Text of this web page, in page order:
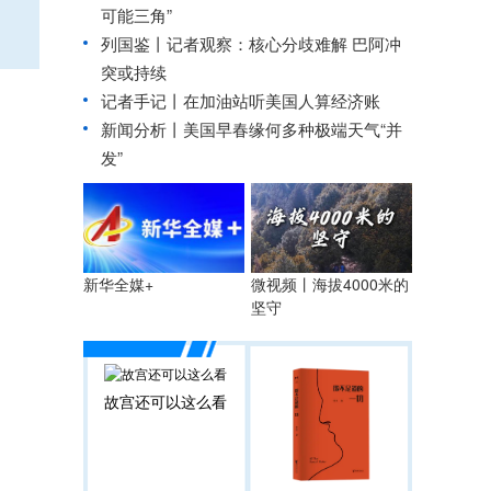
可能三角”
列国鉴丨记者观察：核心分歧难解 巴阿冲
突或持续
记者手记丨在加油站听美国人算经济账
新闻分析丨美国早春缘何多种极端天气“并
发”
新华全媒+
微视频丨海拔4000米的
坚守
故宫还可以这么看